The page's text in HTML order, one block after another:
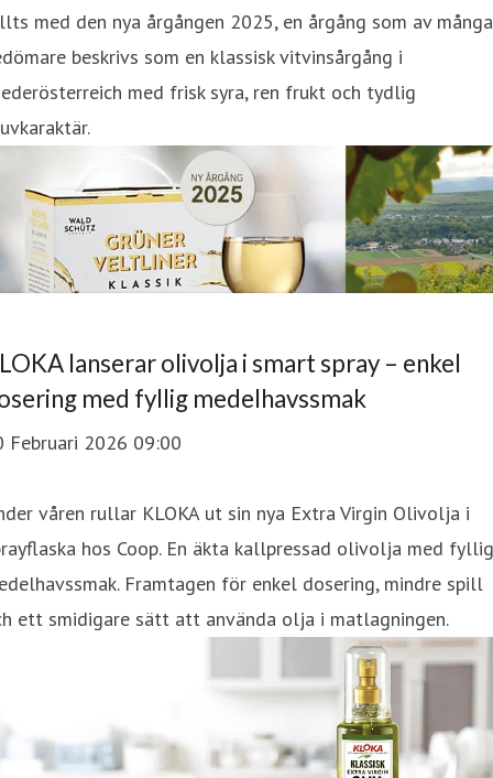
med den nya årgången 2025, en årgång som av många
beskrivs som en klassisk vitvinsårgång i
med frisk syra, ren frukt och tydlig
lanserar olivolja i smart spray – enkel
med fyllig medelhavssmak
Februari 2026 09:00
våren rullar KLOKA ut sin nya Extra Virgin Olivolja i
hos Coop. En äkta kallpressad olivolja med fyllig
Framtagen för enkel dosering, mindre spill
ett smidigare sätt att använda olja i matlagningen.